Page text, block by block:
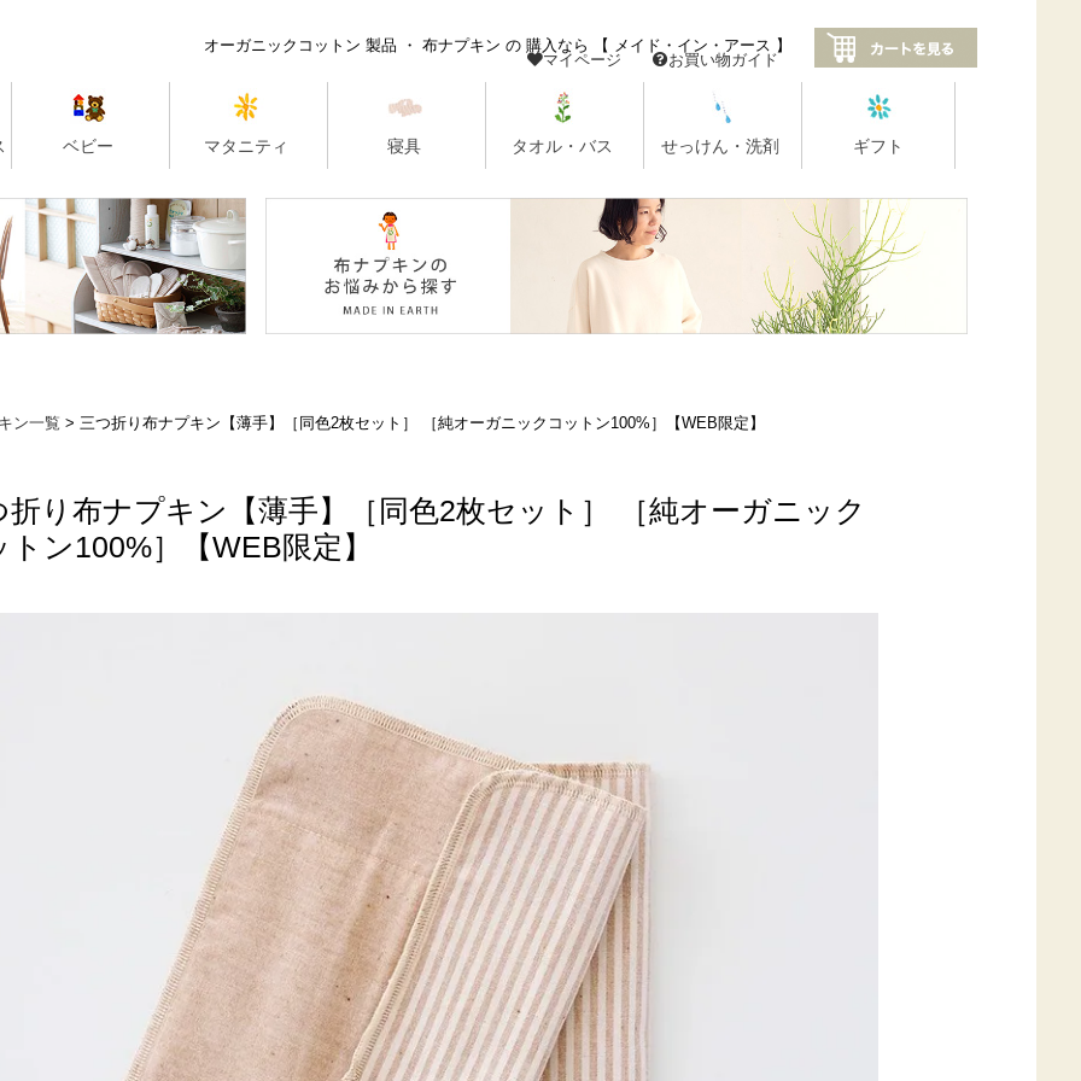
ン一覧 三つ折り布ナプキン【薄手】［同色2枚セット］ ［純オーガニックコットン100%］【WEB限定】
折り布ナプキン【薄手】［同色2枚セット］ ［純オーガニック
トン100%］【WEB限定】